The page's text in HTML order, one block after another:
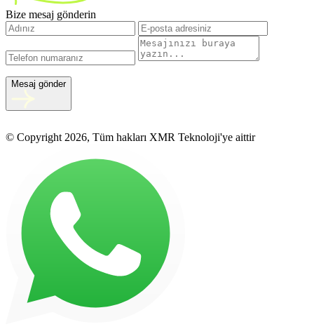
Bize mesaj gönderin
Mesaj gönder
© Copyright 2026, Tüm hakları XMR Teknoloji'ye aittir